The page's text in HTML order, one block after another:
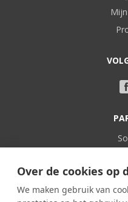
Over de cookies op
We maken gebruik van